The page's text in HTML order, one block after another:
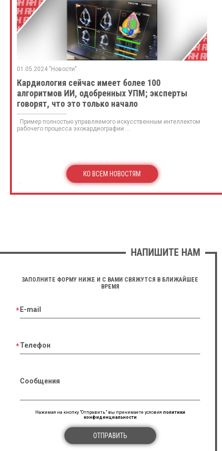
01.05.2024 "Новости"
Кардиология сейчас имеет более 100
алгоритмов ИИ, одобренных УПМ; эксперты
говорят, что это только начало
Пример полностью управляемого искусственным интеллектом
рабочего процесса эхокардиографии ...
КО ВСЕМ НОВОСТЯМ
НАПИШИТЕ НАМ
ЗАПОЛНИТЕ ФОРМУ НИЖЕ И С ВАМИ СВЯЖУТСЯ В БЛИЖАЙШЕЕ
ВРЕМЯ
E-mail
Телефон
Сообщения
Нажимая на кнопку "Отправить" вы принимаете условия политики
конфиденциальности
ОТПРАВИТЬ